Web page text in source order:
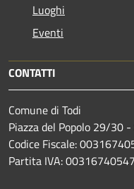
Luoghi
Eventi
CONTATTI
Comune di Todi
Piazza del Popolo 29/30
Codice Fiscale:
Partita IVA: 00316740547